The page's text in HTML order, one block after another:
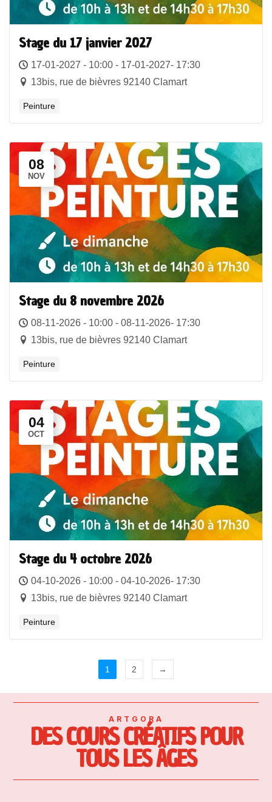
Stage du 17 janvier 2027
17-01-2027 - 10:00 - 17-01-2027- 17:30
13bis, rue de bièvres 92140 Clamart
Peinture
08
NOV
Stage du 8 novembre 2026
08-11-2026 - 10:00 - 08-11-2026- 17:30
13bis, rue de bièvres 92140 Clamart
Peinture
04
OCT
Stage du 4 octobre 2026
04-10-2026 - 10:00 - 04-10-2026- 17:30
13bis, rue de bièvres 92140 Clamart
Peinture
1 2 →
ARTGORA
DES COURS CRÉATIFS POUR
TOUS LES ÂGES